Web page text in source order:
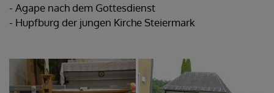
- Agape nach dem Gottesdienst
- Hupfburg der jungen Kirche Steiermark